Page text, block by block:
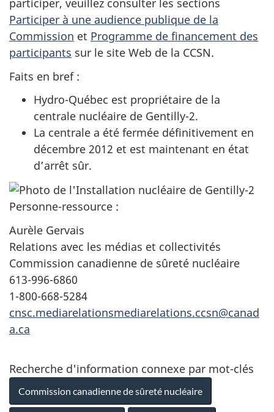
participer, veuillez consulter les sections
Participer à une audience publique de la
Commission et Programme de financement des
participants sur le site Web de la CCSN.
Faits en bref :
Hydro-Québec est propriétaire de la
centrale nucléaire de Gentilly-2.
La centrale a été fermée définitivement en
décembre 2012 et est maintenant en état
d’arrêt sûr.
Personne-ressource :
Aurèle Gervais
Relations avec les médias et collectivités
Commission canadienne de sûreté nucléaire
613-996-6860
1-800-668-5284
cnsc.mediarelationsmediarelations.ccsn@canad
a.ca
Recherche d'information connexe par mot-clés
Commission canadienne de sûreté nucléaire